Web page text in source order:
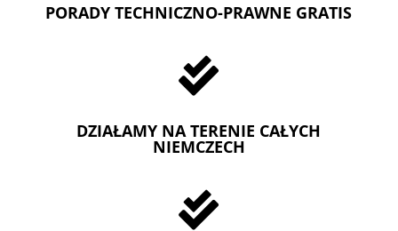
PORADY TECHNICZNO-PRAWNE GRATIS

DZIAŁAMY NA TERENIE CAŁYCH
NIEMCZECH
